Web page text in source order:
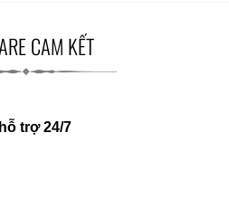
CAM KẾT
trợ 24/7